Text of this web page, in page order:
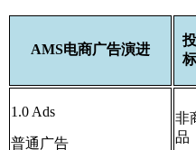
AMS电商广告演进
1.0 Ads
普通广告
非
品